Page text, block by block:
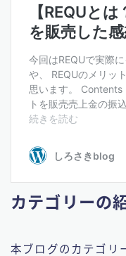
カテゴリーの
本ブログのカテゴリ